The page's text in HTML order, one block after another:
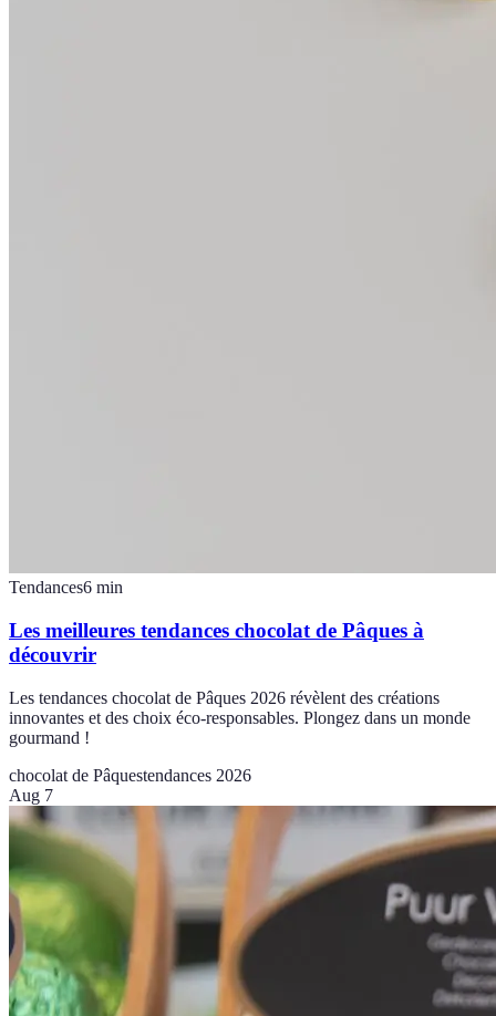
Tendances6 min
Les meilleures tendances chocolat de Pâques à
découvrir
Les tendances chocolat de Pâques 2026 révèlent des créations
innovantes et des choix éco-responsables. Plongez dans un monde
gourmand !
chocolat de Pâquestendances 2026
Aug 7